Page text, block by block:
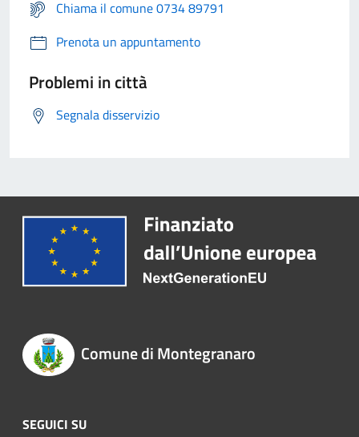
Chiama il comune 0734 89791
Prenota un appuntamento
Problemi in città
Segnala disservizio
Comune di Montegranaro
SEGUICI SU